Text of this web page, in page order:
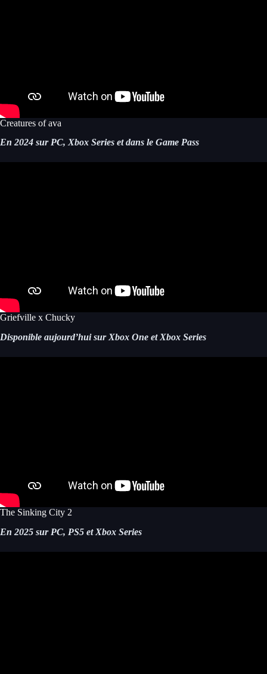
Creatures of ava
En 2024 sur PC, Xbox Series et dans le Game Pass
Griefville x Chucky
Disponible aujourd’hui sur Xbox One et Xbox Series
The Sinking City 2
En 2025 sur PC, PS5 et Xbox Series